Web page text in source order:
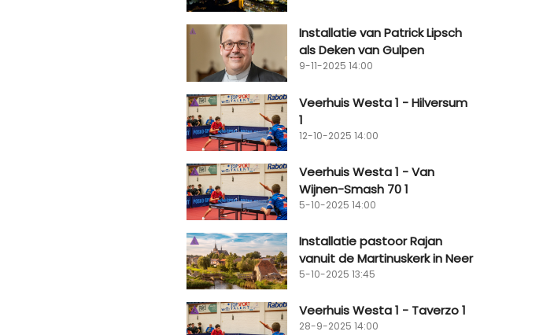
Installatie van Patrick Lipsch
als Deken van Gulpen
9-11-2025 14:00
Veerhuis Westa 1 - Hilversum
1
12-10-2025 14:00
Veerhuis Westa 1 - Van
Wijnen-Smash 70 1
5-10-2025 14:00
Installatie pastoor Rajan
vanuit de Martinuskerk in Neer
5-10-2025 13:45
Veerhuis Westa 1 - Taverzo 1
28-9-2025 14:00